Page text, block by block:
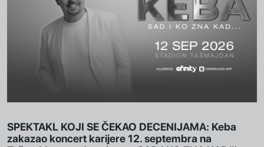
SPEKTAKL KOJI SE ČEKAO DECENIJAMA: Keba
zakazao koncert karijere 12. septembra na